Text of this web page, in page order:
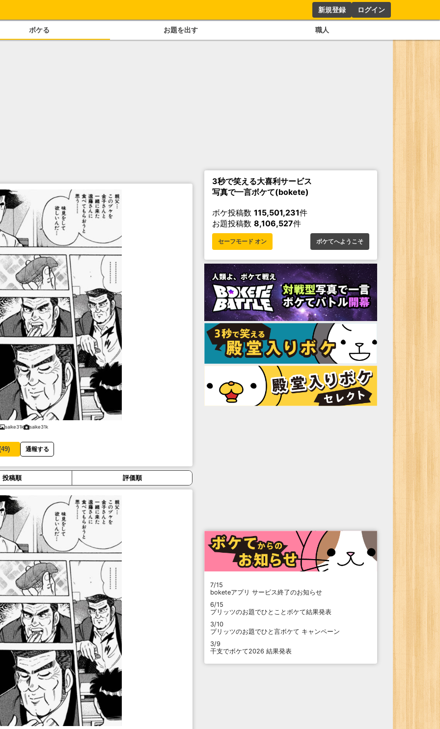
新規登録 ログイン
ボケる お題を出す 職人
saike31k saike31k
49) 通報する
投稿順 評価順
3秒で笑える大喜利サービス
写真で一言ボケて(bokete)
ボケ投稿数 115,501,231件
お題投稿数 8,106,527件
セーフモード オン ボケてへようこそ
7/15
boketeアプリ サービス終了のお知らせ
6/15
プリッツのお題でひとことボケて結果発表
3/10
プリッツのお題でひと言ボケて キャンペーン
3/9
干支でボケて2026 結果発表